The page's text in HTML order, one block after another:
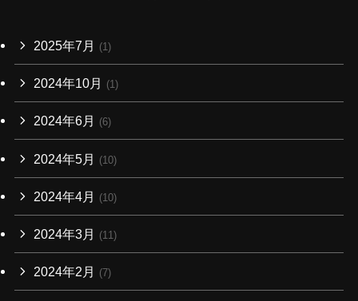
2025年7月 (1)
2024年10月 (1)
2024年6月 (6)
2024年5月 (10)
2024年4月 (10)
2024年3月 (11)
2024年2月 (7)